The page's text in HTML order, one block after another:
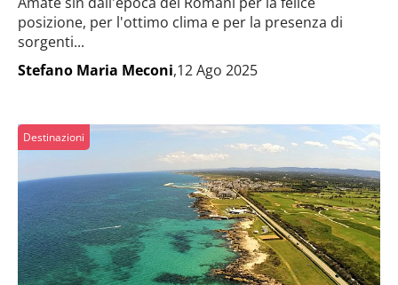
posizione, per l'ottimo clima e per la presenza di
sorgenti...
Stefano Maria Meconi,12 Ago 2025
Destinazioni